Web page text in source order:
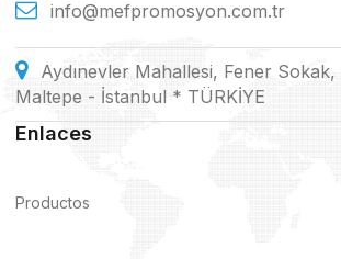
info@mefpromosyon.com.tr
Aydınevler Mahallesi, Fener
Maltepe - İstanbul * TÜRKİYE
Enlaces
Productos